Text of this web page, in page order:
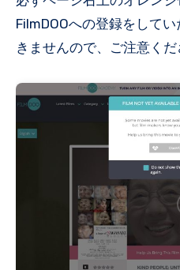
FilmDOOへの登録をして
きませんので、ご注意くだ